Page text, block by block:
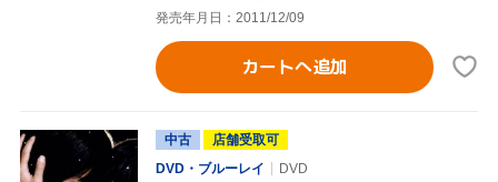
発売年月日：2011/12/09
カートへ追加
中古
店舗受取可
DVD・ブルーレイ
DVD